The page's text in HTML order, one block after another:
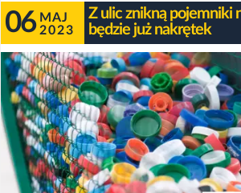
06 MAJ
2023
Z ulic znikną pojemniki
będzie już nakrętek